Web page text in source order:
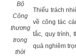
Bộ
Công
thương
trong
thời
Thiếu trách
về công tác
tắc, quy trình,
quả nghiêm